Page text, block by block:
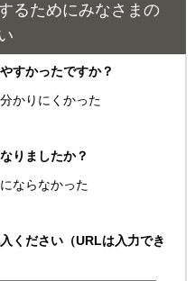
るためにみなさまの
すかったですか？
かりにくかった
りましたか？
ならなかった
ください（URLは入力でき